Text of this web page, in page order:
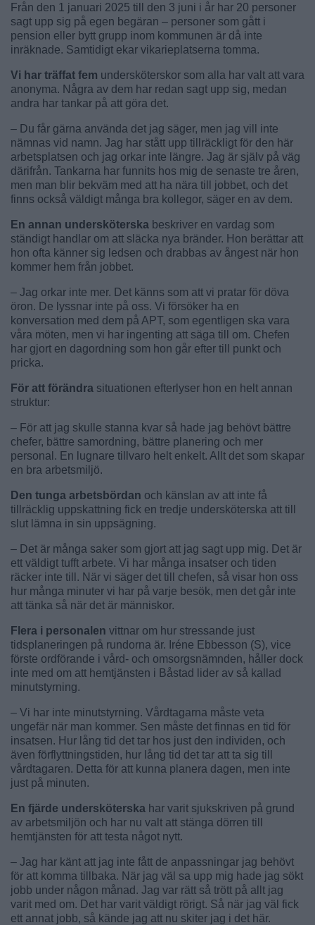
Från den 1 januari 2025 till den 3 juni i år har 20 personer
sagt upp sig på egen begäran – personer som gått i
pension eller bytt grupp inom kommunen är då inte
inräknade. Samtidigt ekar vikarieplatserna tomma.
Vi har träffat fem undersköterskor som alla har valt att vara
anonyma. Några av dem har redan sagt upp sig, medan
andra har tankar på att göra det.
– Du får gärna använda det jag säger, men jag vill inte
nämnas vid namn. Jag har stått upp tillräckligt för den här
arbetsplatsen och jag orkar inte längre. Jag är själv på väg
därifrån. Tankarna har funnits hos mig de senaste tre åren,
men man blir bekväm med att ha nära till jobbet, och det
finns också väldigt många bra kollegor, säger en av dem.
En annan undersköterska beskriver en vardag som
ständigt handlar om att släcka nya bränder. Hon berättar att
hon ofta känner sig ledsen och drabbas av ångest när hon
kommer hem från jobbet.
– Jag orkar inte mer. Det känns som att vi pratar för döva
öron. De lyssnar inte på oss. Vi försöker ha en
konversation med dem på APT, som egentligen ska vara
våra möten, men vi har ingenting att säga till om. Chefen
har gjort en dagordning som hon går efter till punkt och
pricka.
För att förändra situationen efterlyser hon en helt annan
struktur:
– För att jag skulle stanna kvar så hade jag behövt bättre
chefer, bättre samordning, bättre planering och mer
personal. En lugnare tillvaro helt enkelt. Allt det som skapar
en bra arbetsmiljö.
Den tunga arbetsbördan och känslan av att inte få
tillräcklig uppskattning fick en tredje undersköterska att till
slut lämna in sin uppsägning.
– Det är många saker som gjort att jag sagt upp mig. Det är
ett väldigt tufft arbete. Vi har många insatser och tiden
räcker inte till. När vi säger det till chefen, så visar hon oss
hur många minuter vi har på varje besök, men det går inte
att tänka så när det är människor.
Flera i personalen vittnar om hur stressande just
tidsplaneringen på rundorna är. Iréne Ebbesson (S), vice
förste ordförande i vård- och omsorgsnämnden, håller dock
inte med om att hemtjänsten i Båstad lider av så kallad
minutstyrning.
– Vi har inte minutstyrning. Vårdtagarna måste veta
ungefär när man kommer. Sen måste det finnas en tid för
insatsen. Hur lång tid det tar hos just den individen, och
även förflyttningstiden, hur lång tid det tar att ta sig till
vårdtagaren. Detta för att kunna planera dagen, men inte
just på minuten.
En fjärde undersköterska har varit sjukskriven på grund
av arbetsmiljön och har nu valt att stänga dörren till
hemtjänsten för att testa något nytt.
– Jag har känt att jag inte fått de anpassningar jag behövt
för att komma tillbaka. När jag väl sa upp mig hade jag sökt
jobb under någon månad. Jag var rätt så trött på allt jag
varit med om. Det har varit väldigt rörigt. Så när jag väl fick
ett annat jobb, så kände jag att nu skiter jag i det här.